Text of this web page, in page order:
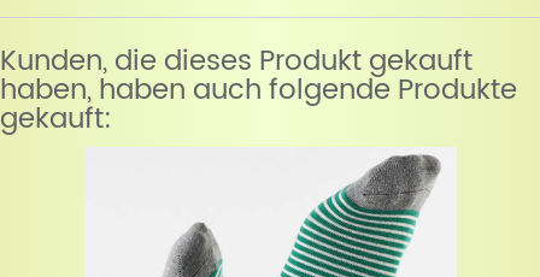
Kunden, die dieses Produkt gekauft
haben, haben auch folgende Produkte
gekauft: